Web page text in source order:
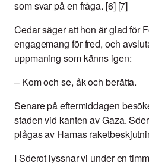
som svar på en fråga. [6] [7]
Cedar säger att hon är glad för
engagemang för fred, och
uppmaning som känns igen:
– Kom och se, åk och berätta.
Senare på eftermiddagen
staden vid kanten av Gaza.
plågas av Hamas
I Sderot lyssnar vi under en